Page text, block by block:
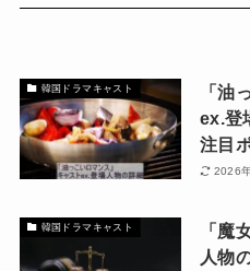
韓国ドラマキャスト
「油
ex.登
注目
2026
韓国ドラマキャスト
「魔
人物